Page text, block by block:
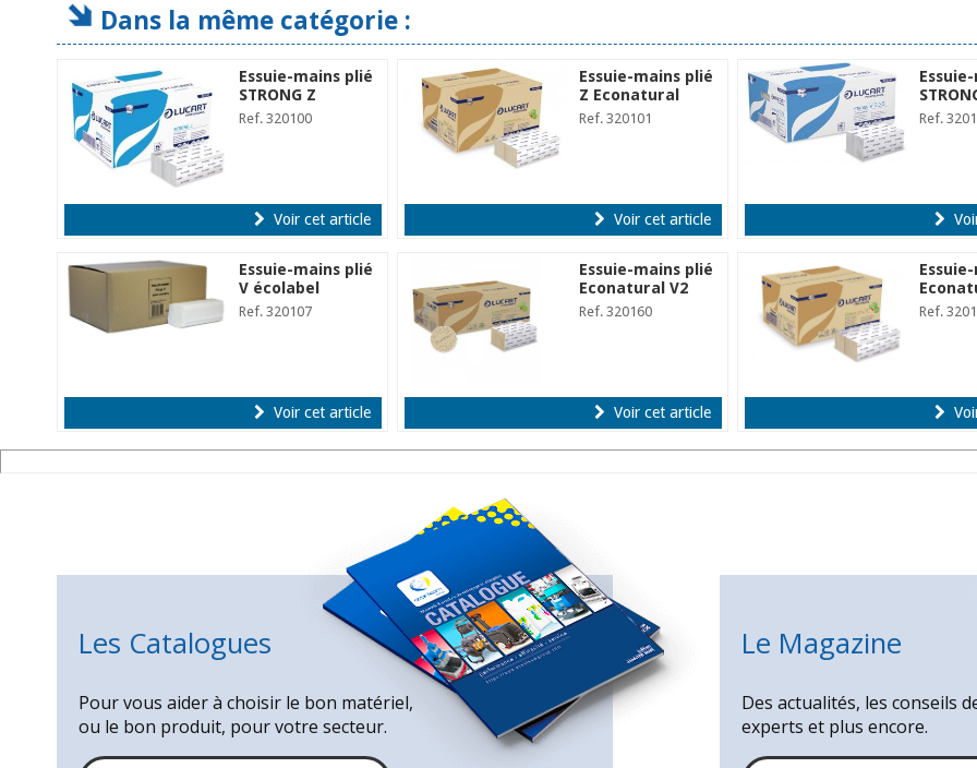
Dans la même catégorie :
Essuie-mains plié
STRONG Z
Ref. 320100
Voir cet article
Essuie-mains plié
Z Econatural
Ref. 320101
Voir cet article
Ref.
Essuie-mains plié
V écolabel
Ref. 320107
Voir cet article
Essuie-mains plié
Econatural V2
Ref. 320160
Voir cet article
Ref.
Les Catalogues
Pour vous aider à choisir le bon matériel,
ou le bon produit, pour votre secteur.
Le Magazine
Des actualités, les conseils
experts et plus encore.